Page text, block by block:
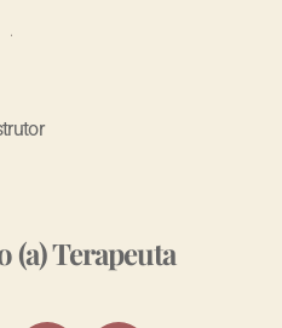
(a) Terapeuta